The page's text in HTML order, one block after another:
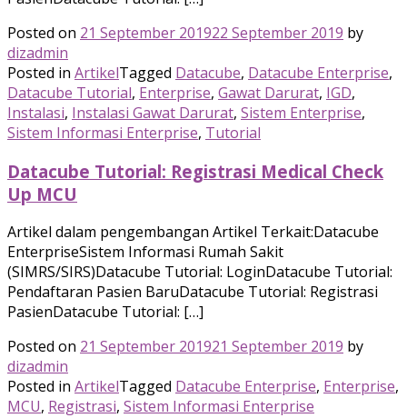
Posted on 21 September 201922 September 2019 by
dizadmin
Posted in ArtikelTagged Datacube, Datacube Enterprise,
Datacube Tutorial, Enterprise, Gawat Darurat, IGD,
Instalasi, Instalasi Gawat Darurat, Sistem Enterprise,
Sistem Informasi Enterprise, Tutorial
Datacube Tutorial: Registrasi Medical Check
Up MCU
Artikel dalam pengembangan Artikel Terkait:Datacube
EnterpriseSistem Informasi Rumah Sakit
(SIMRS/SIRS)Datacube Tutorial: LoginDatacube Tutorial:
Pendaftaran Pasien BaruDatacube Tutorial: Registrasi
PasienDatacube Tutorial: […]
Posted on 21 September 201921 September 2019 by
dizadmin
Posted in ArtikelTagged Datacube Enterprise, Enterprise,
MCU, Registrasi, Sistem Informasi Enterprise